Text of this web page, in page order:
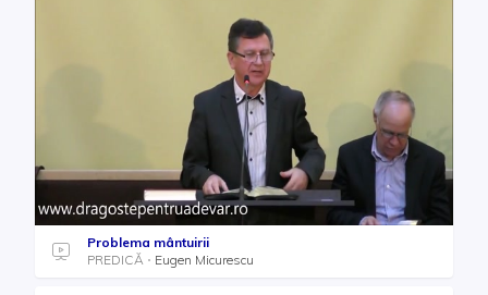
Problema mântuirii
PREDICĂ
Eugen Micurescu